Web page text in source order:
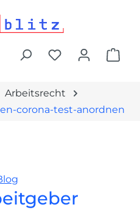
Arbeitsrecht
corona-test-anordnen